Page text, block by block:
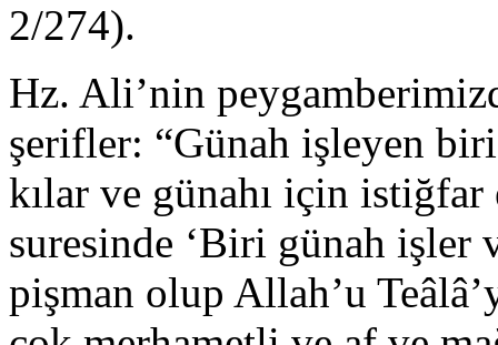
2/274).
Hz. Ali’nin
şerifler: “Günah işleyen
kılar ve günahı için istiğfar
suresinde ‘Biri günah işler
pişman olup Allah’u